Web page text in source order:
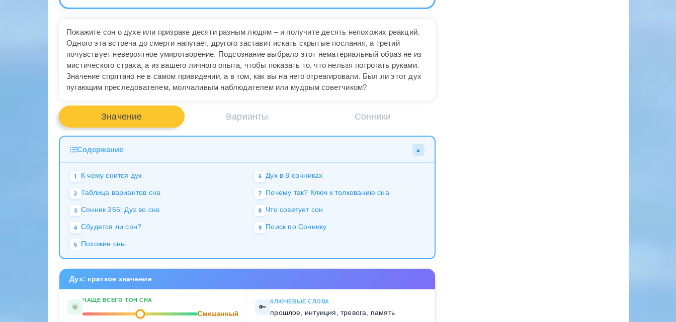
Покажите сон о духе или призраке десяти разным людям – и получите десять непохожих реакций.
Одного эта встреча до смерти напугает, другого заставит искать скрытые послания, а третий
почувствует невероятное умиротворение. Подсознание выбрало этот нематериальный образ не из
мистического страха, а из вашего личного опыта, чтобы показать то, что нельзя потрогать руками.
Значение спрятано не в самом привидении, а в том, как вы на него отреагировали. Был ли этот дух
пугающим преследователем, молчаливым наблюдателем или мудрым советчиком?
Значение Варианты Сонники
Содержание ▲
1 К чему снится дух
2 Таблица вариантов сна
3 Сонник 365: Дух во сне
4 Сбудется ли сон?
5 Похожие сны
6 Дух в 8 сонниках
7 Почему так? Ключ к толкованию сна
8 Что советует сон
9 Поиск по Соннику
Дух: краткое значение
🌞
ЧАЩЕ ВСЕГО ТОН СНА
Смешанный
🔑
КЛЮЧЕВЫЕ СЛОВА
прошлое, интуиция, тревога, память